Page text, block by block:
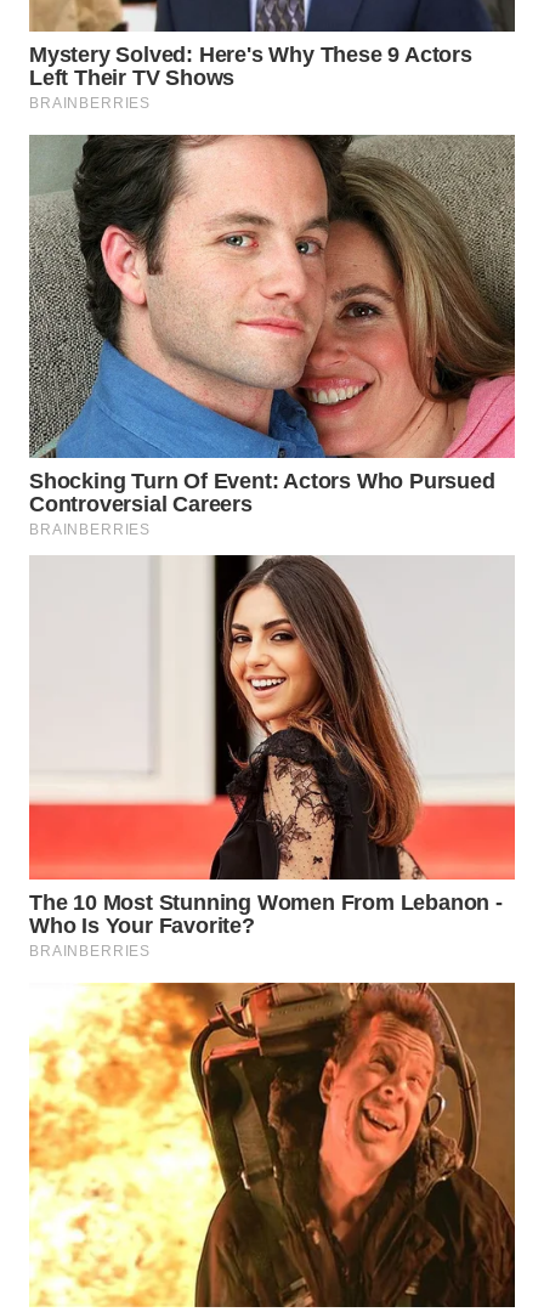
WN
TAPANULI
TENGAH
WN DELI
SERDANG
WN
TEBING
TINGGI
WN
PAKPAK
KARAWANG
WN
WN
SAMOSIR
WN
PADANG
LAWAS
WN
SUMEDANG
WN
CIANJUR
WN